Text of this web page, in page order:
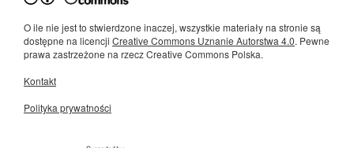
O ile nie jest to stwierdzone inaczej, wszystkie materiały na stronie są
dostępne na licencji Creative Commons Uznanie Autorstwa 4.0. Pewne
prawa zastrzeżone na rzecz Creative Commons Polska.
Kontakt
Polityka prywatności